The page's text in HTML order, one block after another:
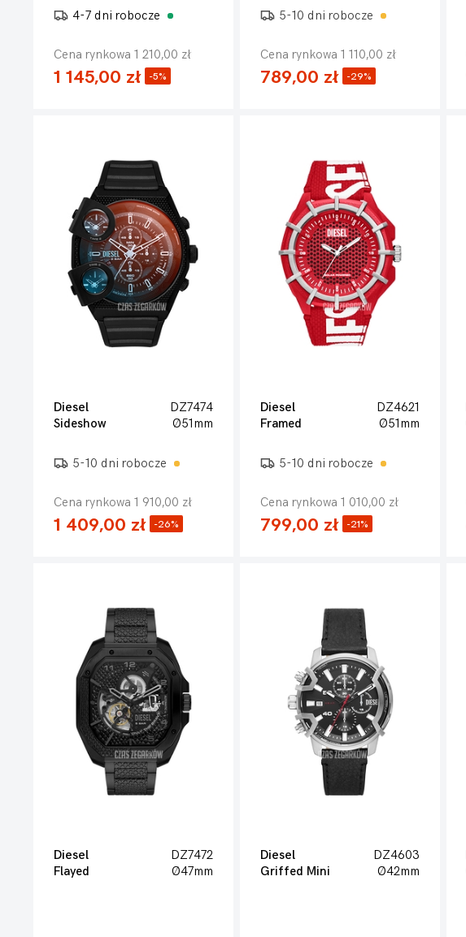
4-7 dni robocze
Cena rynkowa 1 210,00 zł
1 145,00 zł -5%
5-10 dni robocze
Cena rynkowa 1 110,00 zł
789,00 zł -29%
Diesel
DZ7474
Sideshow
Ø51mm
5-10 dni robocze
Cena rynkowa 1 910,00 zł
1 409,00 zł -26%
Diesel
DZ4621
Framed
Ø51mm
5-10 dni robocze
Cena rynkowa 1 010,00 zł
799,00 zł -21%
Diesel
DZ7472
Flayed
Ø47mm
Diesel
DZ4603
Griffed Mini
Ø42mm